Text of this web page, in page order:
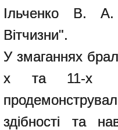
Ільченко В. А.
Вітчизни".
У змаганнях
х та 11-х
здібності та